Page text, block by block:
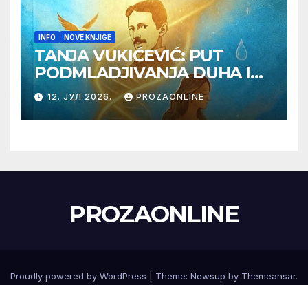
INFO NOVE KNJIGE
TANJA VUKIĆEVIĆ: PUT
PODMLADJIVANJA DUHA I
TELA SA TESLOM
12. ЈУЛ 2026. PROZAONLINE
PROZAONLINE
Proudly powered by WordPress Theme: Newsup by Themeansar.